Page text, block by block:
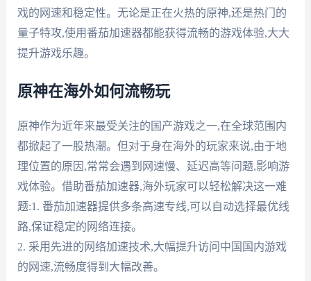
戏的网速和稳定性。无论是正在火热的原神,还是热门的
量子特攻,使用番茄加速器都能获得流畅的游戏体验,大大
提升游戏乐趣。
原神在海外如何流畅玩
原神作为近年来最受关注的国产游戏之一,在全球范围内
都掀起了一股热潮。但对于身在海外的玩家来说,由于地
理位置的原因,常常会遇到网速慢、延迟高等问题,影响游
戏体验。借助番茄加速器,海外玩家可以轻松解决这一难
题:1. 番茄加速器提供多条高速专线,可以自动选择最优线
路,保证稳定的网络连接。
2. 采用先进的网络加速技术,大幅提升访问中国国内游戏
的网速,流畅度得到大幅改善。